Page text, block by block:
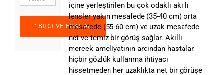
içine yerleştirilen bu çok odaklı akıllı
lensler yakın mesafede (35-40 cm) orta
mesafede (55-60 cm) ve uzak mesafede
net ve temiz bir görüş sağlar. Akıllı
mercek ameliyatının ardından hastalar
hiçbir gözlük kullanma ihtiyacı
hissetmeden her uzaklıkta net bir görüşe